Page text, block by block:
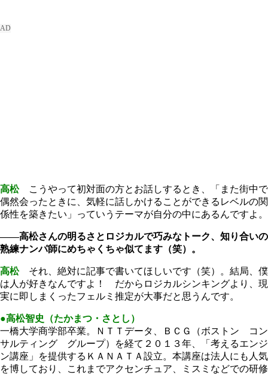
高松こうやって初対面の方とお話しするとき、「また街中で
偶然会ったときに、気軽に話しかけることができるレベルの関
係性を築きたい」っていうテーマが自分の中にあるんですよ。
――高松さんの明るさとロジカルで巧みなトーク、知り合いの
熟練ナンパ師にめちゃくちゃ似てます（笑）。
高松それ、絶対に記事で書いてほしいです（笑）。結局、僕
は人が好きなんですよ！ だからロジカルシンキングより、現
実に即しまくったフェルミ推定が大事だと思うんです。
●高松智史（たかまつ・さとし）
一橋大学商学部卒業。ＮＴＴデータ、ＢＣＧ（ボストン コン
サルティング グループ）を経て２０１３年、「考えるエンジ
ン講座」を提供するＫＡＮＡＴＡ設立。本講座は法人にも人気
を博しており、これまでアクセンチュア、ミスミなどでの研修